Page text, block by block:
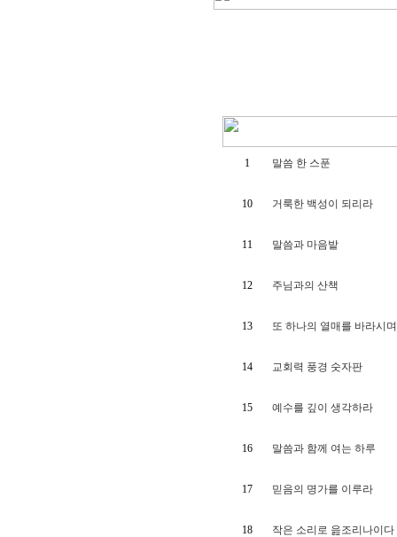
1 말씀 한 스푼
10 거룩한 백성이 되리라
11 말씀과 마음밭
12 주님과의 산책
13 또 하나의 열매를 바라시며
14 교회력 풍경 숫자판
15 예수를 깊이 생각하라
16 말씀과 함께 여는 하루
17 믿음의 명가를 이루라
18 작은 소리로 읊조리나이다